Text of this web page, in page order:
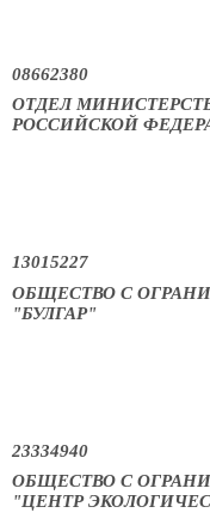
08662380
ОТДЕЛ
РОССИЙСКОЙ
13015227
ОБЩЕСТВО С
"БУЛГАР"
23334940
ОБЩЕСТВО С
"ЦЕНТР